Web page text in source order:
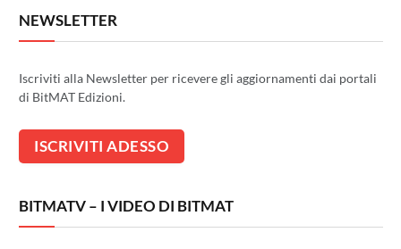
NEWSLETTER
Iscriviti alla Newsletter per ricevere gli aggiornamenti dai portali
di BitMAT Edizioni.
BITMATV – I VIDEO DI BITMAT